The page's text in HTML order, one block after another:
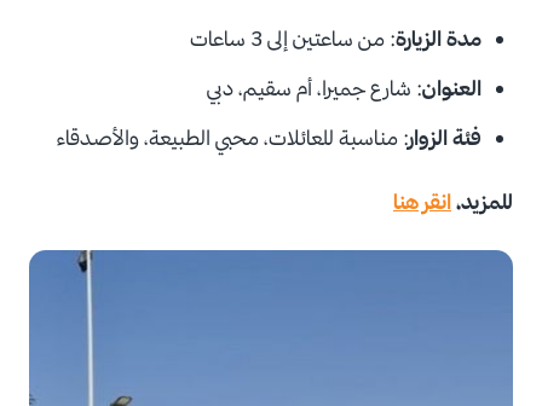
مدة الزيارة: من ساعتين إلى 3 ساعات
العنوان: شارع جميرا، أم سقيم، دبي
فئة الزوار: مناسبة للعائلات، محبي الطبيعة، والأصدقاء
للمزيد،انقر هنا